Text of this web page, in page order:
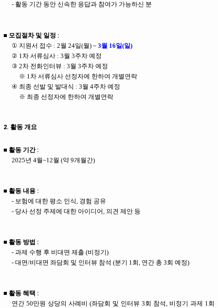
- 활동 기간 동안 신속한 응답과 참여가 가능하신 분
■ 모집절차 및 일정 :
① 지 원서 접수 : 2월 24일(월) ~ 3월 16일(일)
② 1차 서류심사 : 3월 3주차 예정
③ 2차 전화인터뷰 : 3월 3주차 예정
※ 1차 서류심사 선정자에 한하여 개별연락
④ 최종 선발 및 발대식 : 3월 4주차 예정
※ 최종 선정자에 한하여 개별연락
2. 활동 개요
■ 활동 기간 :
2025년 4월~12월 (약 9개월간)
■ 활동 내용 :
- 보험에 대한 평소 인식, 경험 공유
- 당사 선정 주제에 대한 아이디어, 의견 제안 등
■ 활동 방법 :
- 과제 수행 후 비대면 제출 (비정기)
- 대면/비대면 좌담회 및 인터뷰 참석 (분기 1회, 연간 총 3회 예정)
■ 활동 혜택 :
연간 50만원 상당의 사례비 (좌담회 및 인터뷰 3회 참석, 비정기 과제 1회